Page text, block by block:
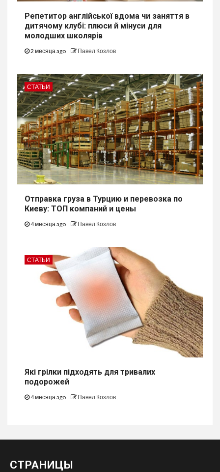
Репетитор англійської вдома чи заняття в
дитячому клубі: плюси й мінуси для
молодших школярів
2 месяца ago Павел Козлов
СТАТЬИ
Отправка груза в Турцию и перевозка по
Киеву: ТОП компаний и цены
4 месяца ago Павел Козлов
СТАТЬИ
Які грілки підходять для тривалих
подорожей
4 месяца ago Павел Козлов
СТРАНИЦЫ